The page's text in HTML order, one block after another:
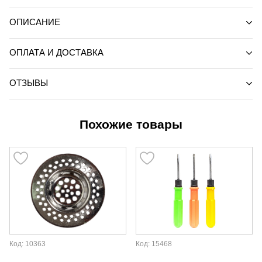
ОПИСАНИЕ
ОПЛАТА И ДОСТАВКА
ОТЗЫВЫ
Похожие товары
Код: 10363 Код: 15468